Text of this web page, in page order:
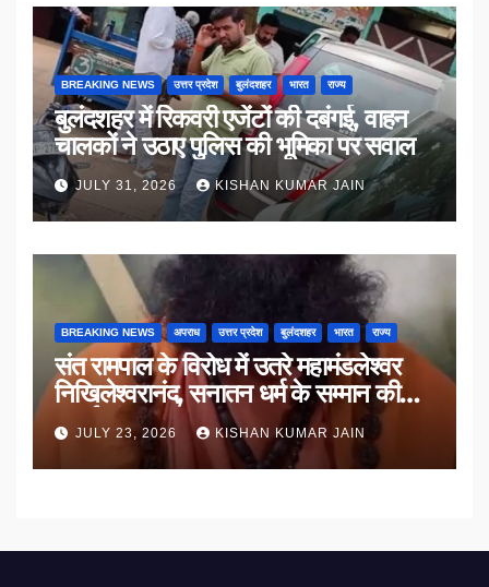
BREAKING NEWS उत्तर प्रदेश बुलंदशहर भारत राज्य
बुलंदशहर में रिकवरी एजेंटों की दबंगई, वाहन
चालकों ने उठाए पुलिस की भूमिका पर सवाल
JULY 31, 2026 KISHAN KUMAR JAIN
BREAKING NEWS अपराध उत्तर प्रदेश बुलंदशहर भारत राज्य
संत रामपाल के विरोध में उतरे महामंडलेश्वर
निखिलेश्वरानंद, सनातन धर्म के सम्मान की
उठाई मांग
JULY 23, 2026 KISHAN KUMAR JAIN